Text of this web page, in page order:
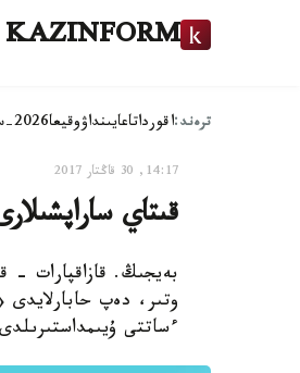
KAZINFORM
ترەند:اقورداتاعايىنداۋوقيعا2026-سايلاۋ
14:17, 30 قاڭتار 2017
قىتاي
بەيجىڭ. قازاقپارات -
وتىر، دەپ
ءساتتى